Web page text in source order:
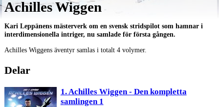
Achilles Wiggen
Kari Leppänens mästerverk om en svensk stridspilot som hamnar i
interdimensionella intriger, nu samlade för första gången.
Achilles Wiggens äventyr samlas i totalt 4 volymer.
Delar
1. Achilles Wiggen - Den kompletta
samlingen 1